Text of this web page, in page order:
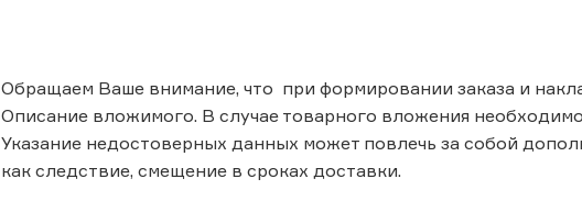
Обращаем Ваше внимание, что при формировании заказа и
Описание вложимого. В случае товарного вложения
Указание недостоверных данных может повлечь за собой
как следствие, смещение в сроках доставки.